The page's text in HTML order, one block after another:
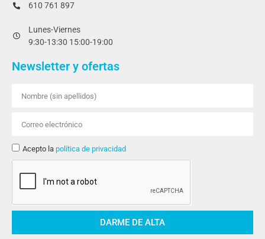
610 761 897
Lunes-Viernes
9:30-13:30 15:00-19:00
Newsletter y ofertas
Acepto la política de privacidad
DARME DE ALTA